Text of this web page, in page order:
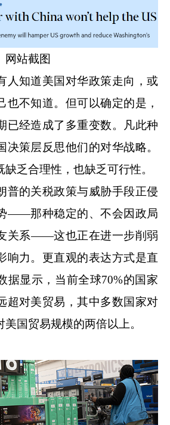
站截图
知道美国对华政策走向，或
也不知道。但可以确定的是，
已经造成了多重变数。凡此种
决策层反思他们的对华战略。
乏合理性，也缺乏可行性。
的关税政策与威胁手段正侵
——那种稳定的、不会因政局
关系——这也正在进一步削弱
响力。更直观的表达方式是直
据显示，当前全球70%的国家
超对美贸易，其中多数国家对
国贸易规模的两倍以上。